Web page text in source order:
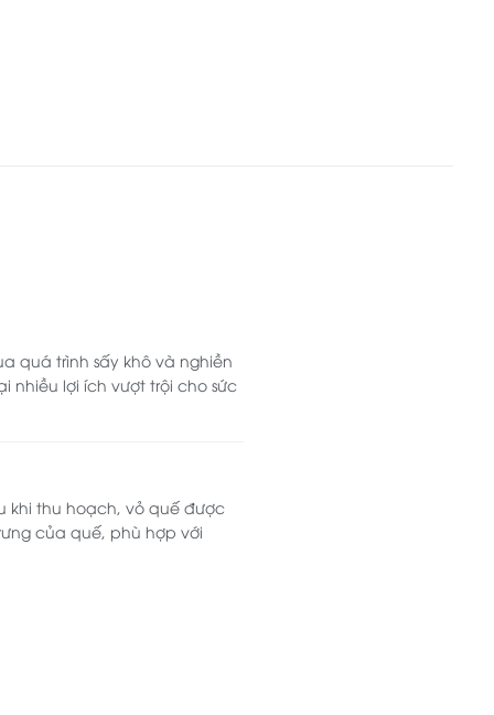
quá trình sấy khô và nghiền
nhiều lợi ích vượt trội cho sức
khi thu hoạch, vỏ quế được
của quế, phù hợp với